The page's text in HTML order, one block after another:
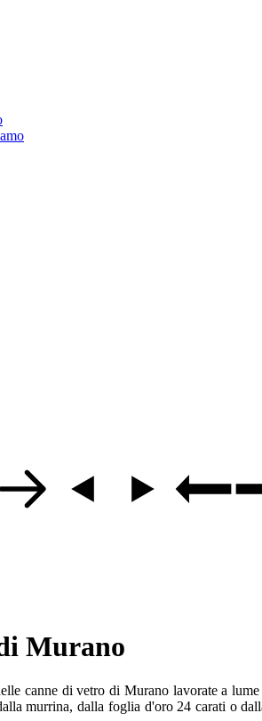
Murano
canne di vetro di Murano lavorate a
murrina, dalla foglia d'oro 24 carati o